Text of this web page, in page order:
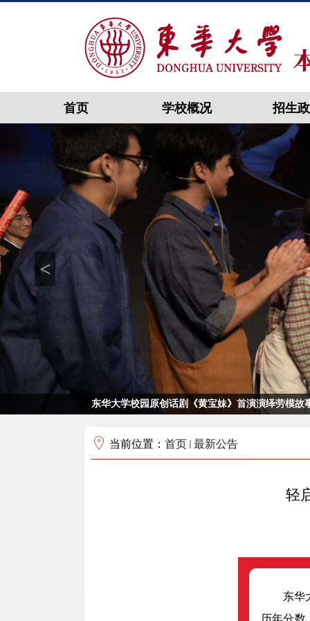
首页 学校概况 招生
东华大学校园原创话剧《黄宝妹》首演演绎劳模故
<
当前位置： 首页 最新公告
轻
东华
历年分